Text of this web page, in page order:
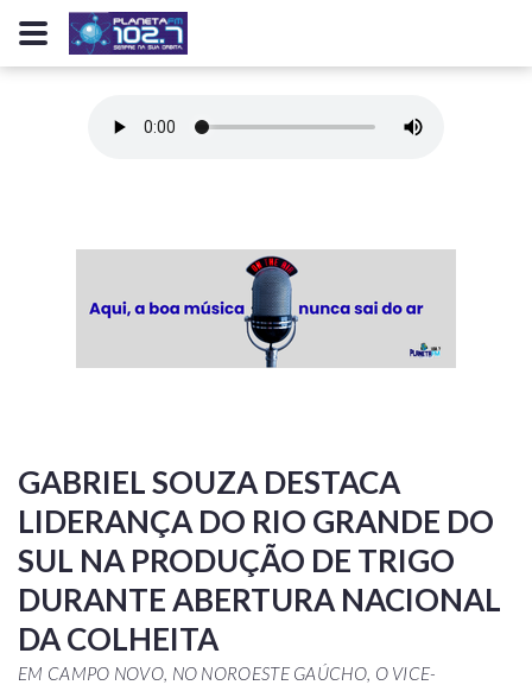
GABRIEL SOUZA DESTACA
LIDERANÇA DO RIO GRANDE DO
SUL NA PRODUÇÃO DE TRIGO
DURANTE ABERTURA NACIONAL
DA COLHEITA
EM CAMPO NOVO, NO NOROESTE GAÚCHO, O VICE-